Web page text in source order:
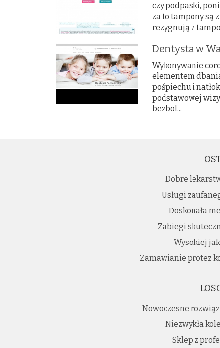
czy podpaski,
za to tampony są
rezygnują z
Dentysta w
Wykonywanie
elementem
pośpiechu i
podstawowej
bezbol...
Dobre
Usługi
Doskonała
Zabiegi
Wysokiej
Zamawianie protez
Nowoczesne
Niezwykła
Sklep z